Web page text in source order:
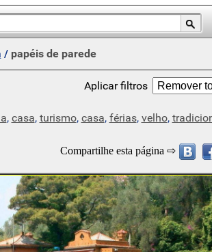
/ papéis de parede
Aplicar filtros
, casa, turismo, casa, férias, velho,